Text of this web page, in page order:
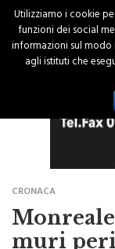
CRONACA
muri
Utilizziamo i cookie
funzioni dei social
informazioni sul
agli istituti che